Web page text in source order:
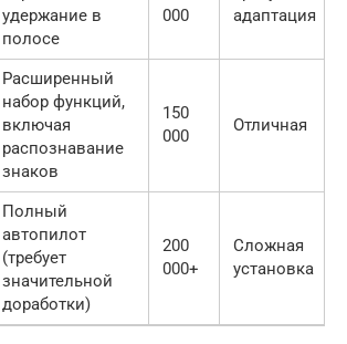
удержание в
полосе
000
адаптация
Расширенный
набор функций,
включая
распознавание
знаков
150
000
Отличная
Полный
автопилот
(требует
значительной
доработки)
200
000+
Сложная
установка